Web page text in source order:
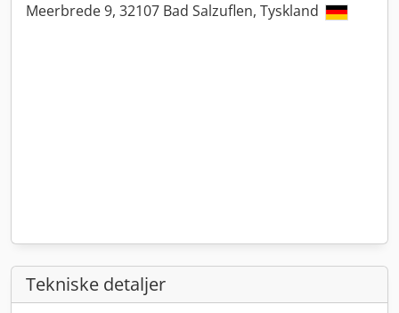
Meerbrede 9, 32107 Bad Salzuflen, Tyskland
Tekniske detaljer